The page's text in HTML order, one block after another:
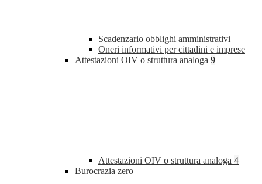
Scadenzario obblighi amministrativi
Oneri informativi per cittadini e imprese
Attestazioni OIV o struttura analoga 9
Attestazioni OIV o struttura analoga 4
Burocrazia zero